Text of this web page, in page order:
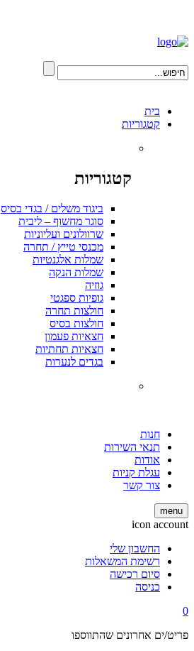
בית
קטגוריות
קטגוריות
ביגוד משלים / בגדי בסיס
סוגר מחשוף – ליבית
שרוולונים ועליוניות
מכנסי טייץ / תחרה
שמלות אלגנטיות
שמלות הנקה
גוזיה
גופיות ספגטי
חולצות תחרה
חולצות בסיס
חצאיות פעמון
חצאיות תחתיות
בגדים לנערות
חנות
תנאי השירות
אודות
עגלת קניות
צור קשר
menu
icon account
החשבון שלי
רשימת המשאלות
סיום רכישה
כניסה
0
פריט/ים אחרונים שהתווספו